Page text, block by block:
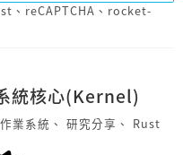
、 reCAPTCHA 、 rocket-
統核心(Kernel)
作業系統 、 研究分享 、 Rust